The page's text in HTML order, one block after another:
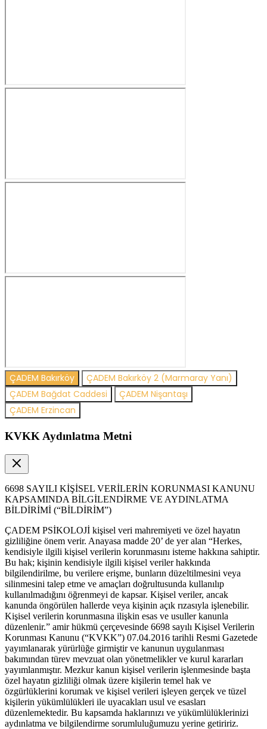
ÇADEM Bakırköy
ÇADEM Bakırköy 2 (Marmaray Yanı)
ÇADEM Bağdat Caddesi
ÇADEM Nişantaşı
ÇADEM Erzincan
KVKK Aydınlatma Metni
6698 SAYILI KİŞİSEL VERİLERİN KORUNMASI KANUNU
KAPSAMINDA BİLGİLENDİRME VE AYDINLATMA
BİLDİRİMİ (“BİLDİRİM”)
ÇADEM PSİKOLOJİ kişisel veri mahremiyeti ve özel hayatın
gizliliğine önem verir. Anayasa madde 20’ de yer alan “Herkes,
kendisiyle ilgili kişisel verilerin korunmasını isteme hakkına sahiptir.
Bu hak; kişinin kendisiyle ilgili kişisel veriler hakkında
bilgilendirilme, bu verilere erişme, bunların düzeltilmesini veya
silinmesini talep etme ve amaçları doğrultusunda kullanılıp
kullanılmadığını öğrenmeyi de kapsar. Kişisel veriler, ancak
kanunda öngörülen hallerde veya kişinin açık rızasıyla işlenebilir.
Kişisel verilerin korunmasına ilişkin esas ve usuller kanunla
düzenlenir.” amir hükmü çerçevesinde 6698 sayılı Kişisel Verilerin
Korunması Kanunu (“KVKK”) 07.04.2016 tarihli Resmi Gazetede
yayımlanarak yürürlüğe girmiştir ve kanunun uygulanması
bakımından türev mevzuat olan yönetmelikler ve kurul kararları
yayımlanmıştır. Mezkur kanun kişisel verilerin işlenmesinde başta
özel hayatın gizliliği olmak üzere kişilerin temel hak ve
özgürlüklerini korumak ve kişisel verileri işleyen gerçek ve tüzel
kişilerin yükümlülükleri ile uyacakları usul ve esasları
düzenlemektedir. Bu kapsamda haklarınızı ve yükümlülüklerinizi
aydınlatma ve bilgilendirme sorumluluğumuzu yerine getiririz.